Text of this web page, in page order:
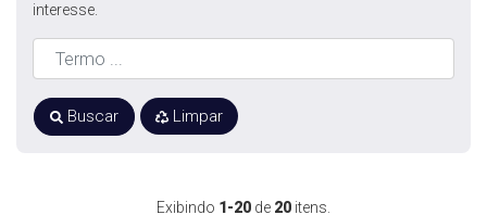
Exibindo 1-20 de 20 itens.
interesse.
Buscar Limpar